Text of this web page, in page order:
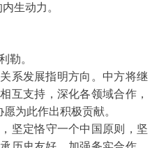
生动力。
勒。
系发展指明方向。中方将继
互支持，深化各领域合作，
为此作出积极贡献。
坚定恪守一个中国原则，坚